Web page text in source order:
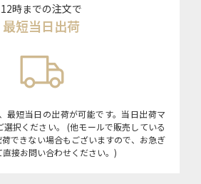
12時までの注文で
最短当日出荷
最短当日の出荷が可能です。当日出荷マ
選択ください。 (他モールで販売している
できない場合もございますので、お急ぎ
接お問い合わせください。)